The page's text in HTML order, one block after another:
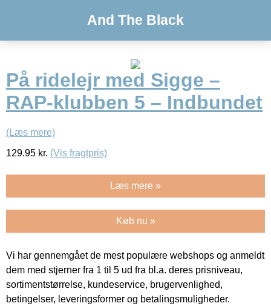
And The Black
På ridelejr med Sigge –
RAP-klubben 5 – Indbundet
(Læs mere)
129.95 kr. (Vis fragtpris)
Læs mere »
Køb nu »
Vi har gennemgået de mest populære webshops og anmeldt
dem med stjerner fra 1 til 5 ud fra bl.a. deres prisniveau,
sortimentstørrelse, kundeservice, brugervenlighed,
betingelser, leveringsformer og betalingsmuligheder.